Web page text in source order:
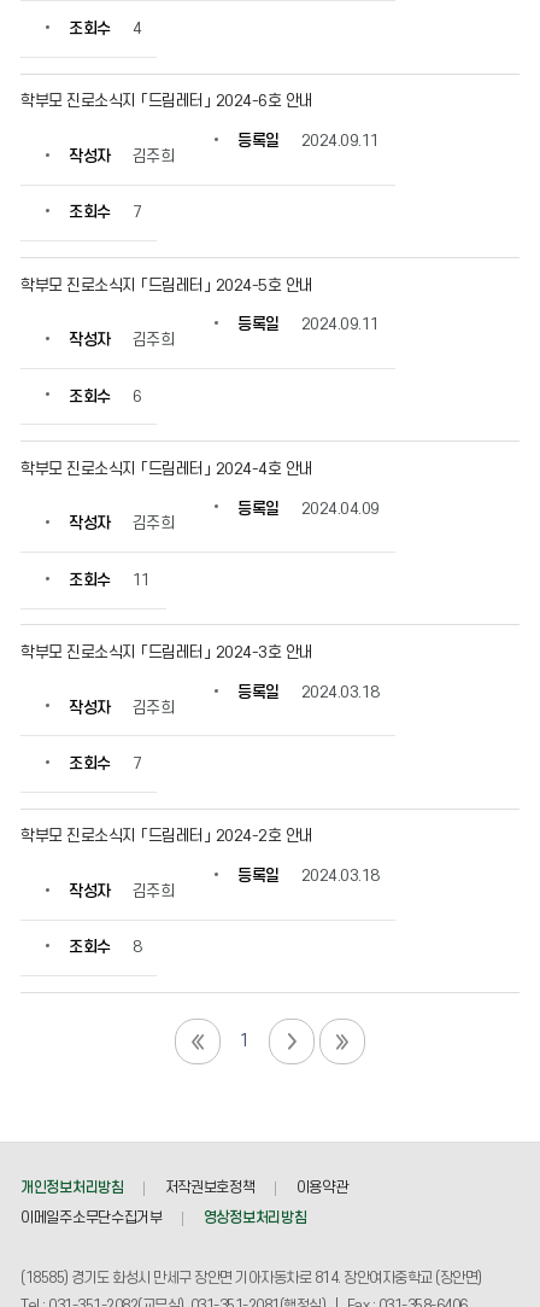
조회수 4
학부모 진로소식지 「드림레터」 2024-6호 안내
작성자 김주희
등록일 2024.09.11
조회수 7
학부모 진로소식지 「드림레터」 2024-5호 안내
작성자 김주희
등록일 2024.09.11
조회수 6
학부모 진로소식지 「드림레터」 2024-4호 안내
작성자 김주희
등록일 2024.04.09
조회수 11
학부모 진로소식지 「드림레터」 2024-3호 안내
작성자 김주희
등록일 2024.03.18
조회수 7
학부모 진로소식지 「드림레터」 2024-2호 안내
작성자 김주희
등록일 2024.03.18
조회수 8
1
개인정보처리방침 저작권보호정책
이용약관
이메일주소무단수집거부
영상정보처리방침
(18585) 경기도 화성시 만세구 장안면 기아자동차로 814. 장안여자중학교 (장안면)